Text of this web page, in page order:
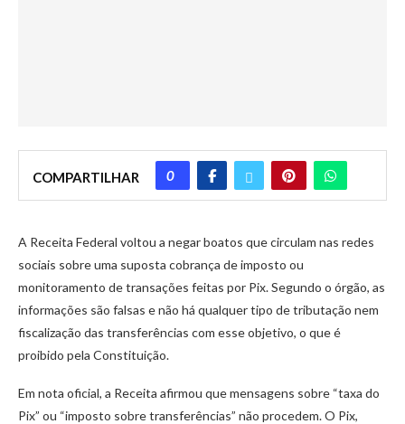
COMPARTILHAR 0
A Receita Federal voltou a negar boatos que circulam nas redes
sociais sobre uma suposta cobrança de imposto ou
monitoramento de transações feitas por Pix. Segundo o órgão, as
informações são falsas e não há qualquer tipo de tributação nem
fiscalização das transferências com esse objetivo, o que é
proibido pela Constituição.
Em nota oficial, a Receita afirmou que mensagens sobre “taxa do
Pix” ou “imposto sobre transferências” não procedem. O Pix,